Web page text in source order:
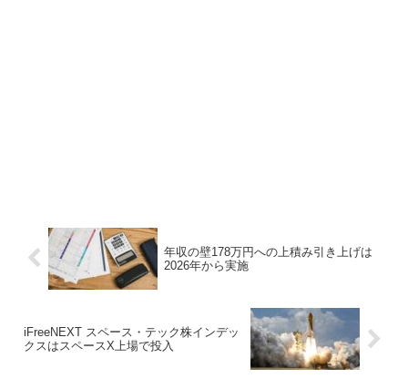
年収の壁178万円への上積み引き上げは
2026年から実施
iFreeNEXT スペース・テック株インデッ
クスはスペースX上場で投入